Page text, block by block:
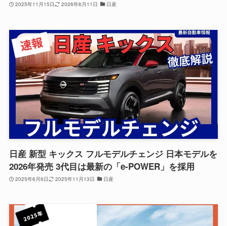
2025年11月15日 2026年6月11日 日産
日産 新型 キックス フルモデルチェンジ 日本モデルを
2026年発売 3代目は最新の「e-POWER」を採用
2025年6月6日 2025年11月13日 日産